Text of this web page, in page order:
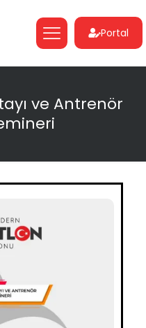
Portal
ve Antrenör